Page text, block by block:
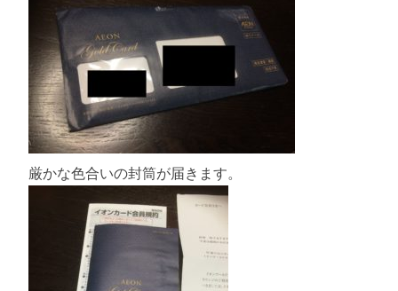
厳かな色合いの封筒が届きます。